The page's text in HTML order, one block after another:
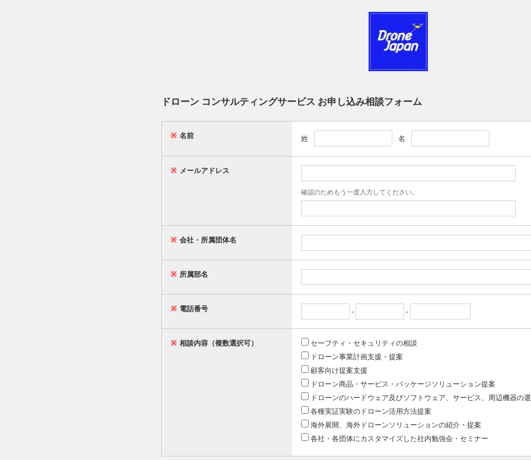
ドローン コンサルティングサービス お申し込み相談フォーム
※ 名前 姓 名
※ メールアドレス
確認のためもう一度入力してください。
※ 会社・所属団体名
※ 所属部名
※ 電話番号 - -
※ 相談内容（複数選択可）
セーフティ・セキュリティの相談
ドローン事業計画支援・提案
顧客向け提案支援
ドローン商品・サービス・パッケージソリューション提案
ドローンのハードウェア及びソフトウェア、サービス、周辺機器の
各種実証実験のドローン活用方法提案
海外展開、海外ドローンソリューションの紹介・提案
各社・各団体にカスタマイズした社内勉強会・セミナー